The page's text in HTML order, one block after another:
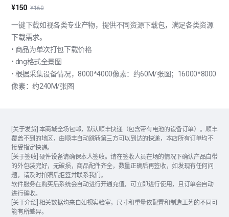
¥150 ¥160
一键下载如视各类专业产物，提供不同资源下载包，满足各类资源
下载需求。
• 商品为单次打包下载价格
• dng格式全景图
• 根据采集设备情况，8000*4000像素：约60M/张图；16000*8000
像素：约240M/张图
[关于发货] 本商城全场包邮，默认顺丰快递（包含带有电池的设备订单）。顺丰
覆盖不到的地区，由顺丰自动跳转第三方可以到达的快递，本店所有订单均不
接受指定快递。
[关于签收] 硬件设备请确保本人签收。请在签收人员在场的情况下确认产品自带
的外包装完好，无破损，商品配件齐全，数量正确后再签收，如发现有任何问
题，请及时拍照后拒签并联系我们。
软件服务在购买后系统会自动进行开通充值，可立即进行使用，且订单会自动
进行确收。
[关于介绍] 相关数据均来自如视实验室，尺寸和重量依配置和制造工艺的不同可
能有所差异。